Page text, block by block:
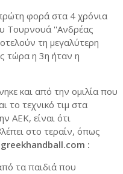
φορά στα 4 χρόνια
Τουρνουά ''Ανδρέας
τη μεγαλύτερη
τώρα η 3η ήταν η
και από την ομιλία που
το τεχνικό τιμ στα
ΑΕΚ, είναι ότι
στο τεραίν, όπως
greekhandball.com :
τα παιδιά που